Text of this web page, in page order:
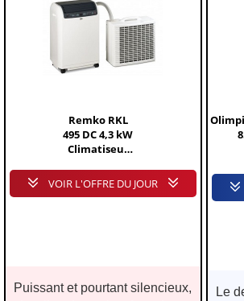
Remko RKL
495 DC 4,3 kW
Climatiseur
VOIR L'OFFRE DU JOUR
Puissant et pourtant silencieux,
Le